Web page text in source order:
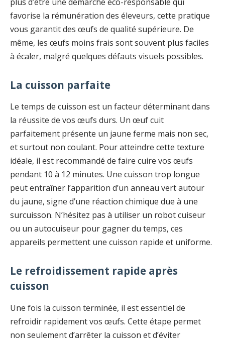
favorise la rémunération des éleveurs, cette pratique
vous garantit des œufs de qualité supérieure. De
même, les œufs moins frais sont souvent plus faciles
à écaler, malgré quelques défauts visuels possibles.
La cuisson parfaite
Le temps de cuisson est un facteur déterminant dans
la réussite de vos œufs durs. Un œuf cuit
parfaitement présente un jaune ferme mais non sec,
et surtout non coulant. Pour atteindre cette texture
idéale, il est recommandé de faire cuire vos œufs
pendant 10 à 12 minutes. Une cuisson trop longue
peut entraîner l’apparition d’un anneau vert autour
du jaune, signe d’une réaction chimique due à une
surcuisson. N’hésitez pas à utiliser un robot cuiseur
ou un autocuiseur pour gagner du temps, ces
appareils permettent une cuisson rapide et uniforme.
Le refroidissement rapide après
cuisson
Une fois la cuisson terminée, il est essentiel de
refroidir rapidement vos œufs. Cette étape permet
non seulement d’arrêter la cuisson et d’éviter